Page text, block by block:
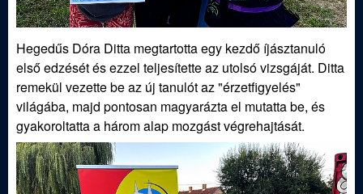
t
á
s
Hegedűs Dóra Ditta megtartotta egy kezdő íjásztanuló
első edzését és ezzel teljesítette az utolsó vizsgáját. Ditta
remekül vezette be az új tanulót az "érzetfigyelés"
világába, majd pontosan magyarázta el mutatta be, és
gyakoroltatta a három alap mozgást végrehajtását.